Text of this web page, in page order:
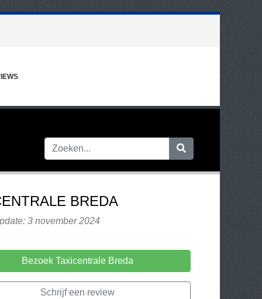
BREDA
3 november 2024
Bezoek Taxicentrale Breda
Schrijf een review